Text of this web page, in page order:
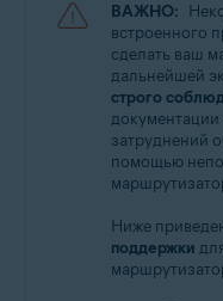
ВАЖНО:
встроенного
сделать ваш
дальнейшей
строго
документации
затруднений
помощью
Ниже
поддержки